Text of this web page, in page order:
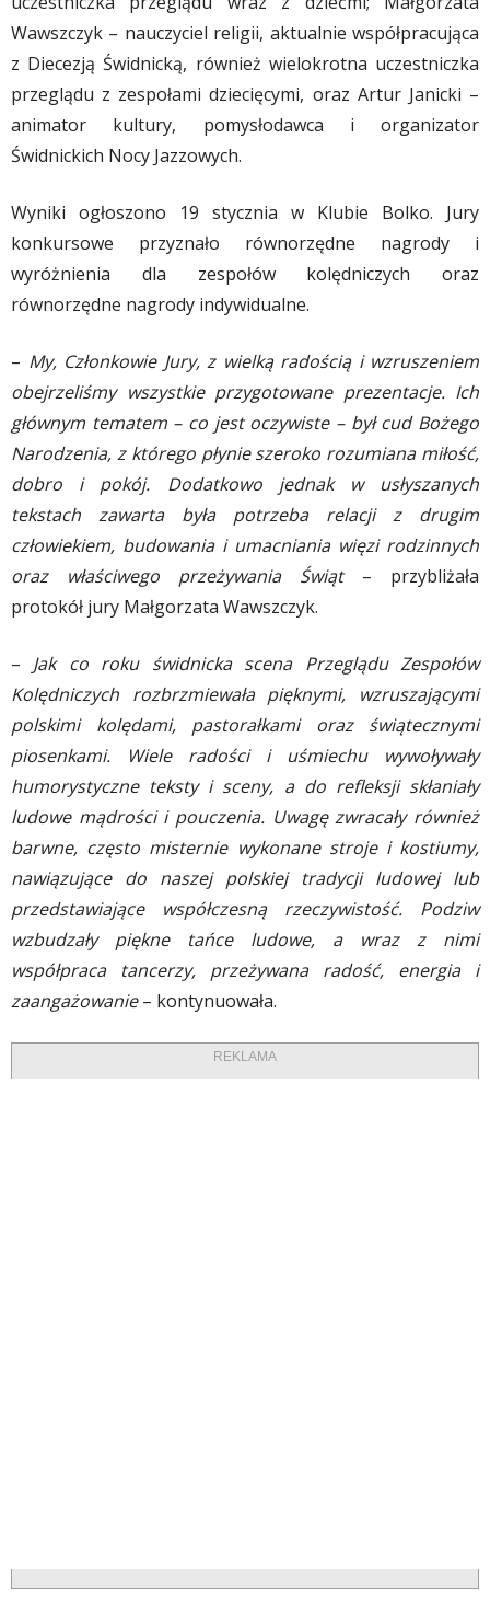
Wawszczyk – nauczyciel religii, aktualnie współpracująca
z Diecezją Świdnicką, również wielokrotna uczestniczka
przeglądu z zespołami dziecięcymi, oraz Artur Janicki –
animator kultury, pomysłodawca i organizator
Świdnickich Nocy Jazzowych.
Wyniki ogłoszono 19 stycznia w Klubie Bolko. Jury
konkursowe przyznało równorzędne nagrody i
wyróżnienia dla zespołów kolędniczych oraz
równorzędne nagrody indywidualne.
– My, Członkowie Jury, z wielką radością i wzruszeniem
obejrzeliśmy wszystkie przygotowane prezentacje. Ich
głównym tematem – co jest oczywiste – był cud Bożego
Narodzenia, z którego płynie szeroko rozumiana miłość,
dobro i pokój. Dodatkowo jednak w usłyszanych
tekstach zawarta była potrzeba relacji z drugim
człowiekiem, budowania i umacniania więzi rodzinnych
oraz właściwego przeżywania Świąt– przybliżała
protokół jury Małgorzata Wawszczyk.
– Jak co roku świdnicka scena Przeglądu Zespołów
Kolędniczych rozbrzmiewała pięknymi, wzruszającymi
polskimi kolędami, pastorałkami oraz świątecznymi
piosenkami. Wiele radości i uśmiechu wywoływały
humorystyczne teksty i sceny, a do refleksji skłaniały
ludowe mądrości i pouczenia. Uwagę zwracały również
barwne, często misternie wykonane stroje i kostiumy,
nawiązujące do naszej polskiej tradycji ludowej lub
przedstawiające współczesną rzeczywistość. Podziw
wzbudzały piękne tańce ludowe, a wraz z nimi
współpraca tancerzy, przeżywana radość, energia i
zaangażowanie– kontynuowała.
REKLAMA